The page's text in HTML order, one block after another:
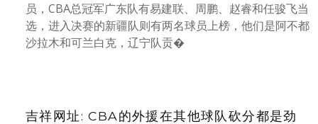
员，CBA总冠军广东队有易建联、周鹏、赵睿和任骏飞当
选，进入决赛的新疆队则有两名球员上榜，他们是阿不都
沙拉木和可兰白克，辽宁队贡�
吉祥网址: CBA的外援在其他球队砍分都是劲